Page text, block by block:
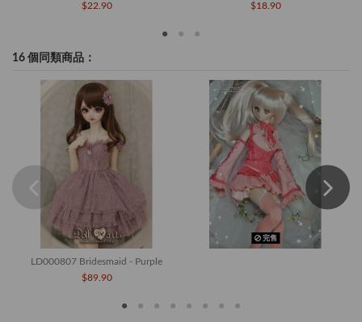
$22.90
$18.90
16 個同類商品：
LD000807 Bridesmaid - Purple
$89.90
完售